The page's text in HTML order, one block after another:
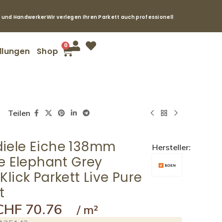
HandwerkerWir verlegen Ihren Parkett auch professionell
Shop
0
Teilen
Eiche 138mm
Elephant Grey
Parkett Live Pure
Hersteller:
70.76